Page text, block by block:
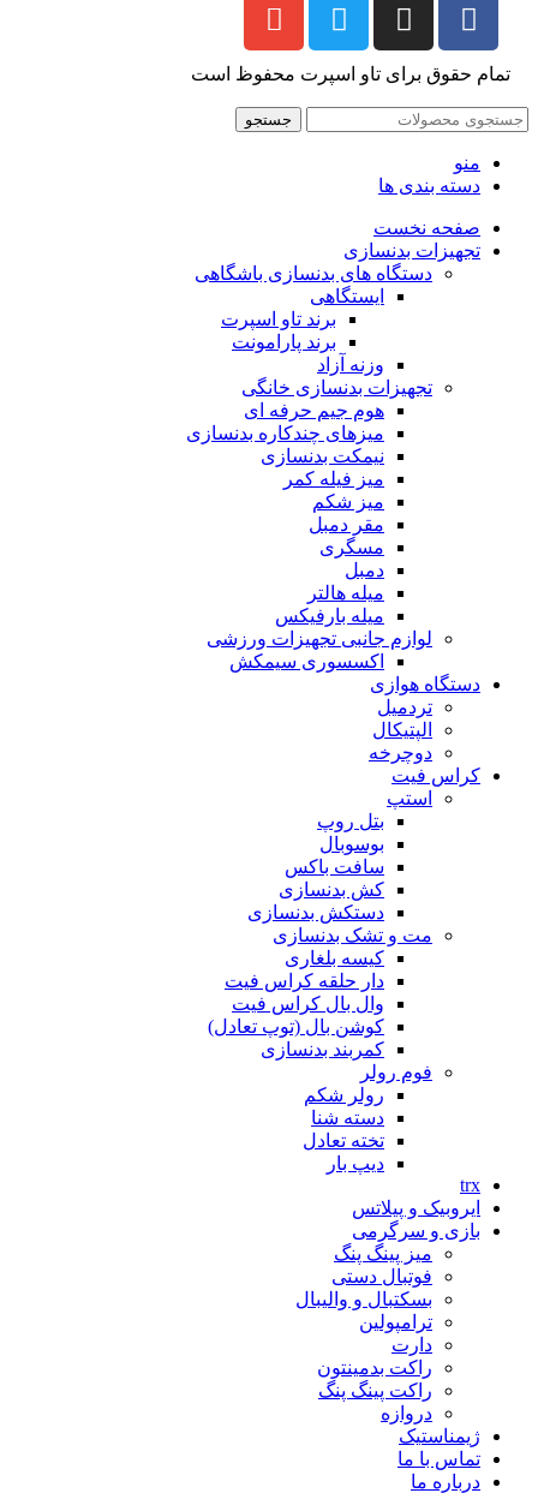
تمام حقوق برای تاو اسپرت محفوظ است
جستجو
منو
دسته بندی ها
صفحه نخست
تجهیزات بدنسازی
دستگاه های بدنسازی باشگاهی
ایستگاهی
برند تاو اسپرت
برند پارامونت
وزنه آزاد
تجهیزات بدنسازی خانگی
هوم جیم حرفه ای
میزهای چندکاره بدنسازی
نیمکت بدنسازی
میز فیله کمر
میز شکم
مقر دمبل
مسگری
دمبل
میله هالتر
میله بارفیکس
لوازم جانبی تجهیزات ورزشی
اکسسوری سیمکش
دستگاه هوازی
تردمیل
الپتیکال
دوچرخه
کراس فیت
استپ
بتل روپ
بوسوبال
سافت باکس
کش بدنسازی
دستکش بدنسازی
مت و تشک بدنسازی
کیسه بلغاری
دار حلقه کراس فیت
وال بال کراس فیت
کوشن بال (توپ تعادل)
کمربند بدنسازی
فوم رولر
رولر شکم
دسته شنا
تخته تعادل
دیپ بار
trx
ایروبیک و پیلاتس
بازی و سرگرمی
میز پینگ پنگ
فوتبال دستی
بسکتبال و والیبال
ترامپولین
دارت
راکت بدمینتون
راکت پینگ پنگ
دروازه
ژیمناستیک
تماس با ما
درباره ما